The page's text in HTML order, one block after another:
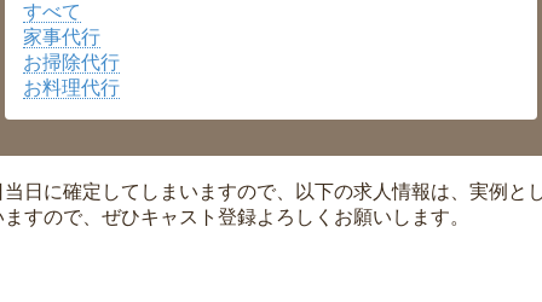
広島県
沖縄県 ▼
すべて
家事代行
お掃除代行
お料理代行
日に確定してしまいますので、以下の求人情報は、実例と
すので、ぜひキャスト登録よろしくお願いします。